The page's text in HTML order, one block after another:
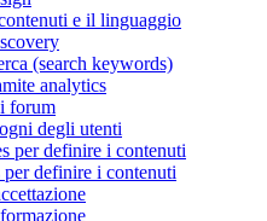
e il linguaggio
(search keywords)
analytics
forum
degli utenti
per definire i contenuti
per definire i contenuti